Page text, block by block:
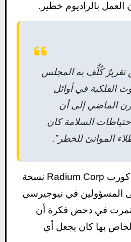
العمل بالراديوم خطير.
كُلِّف به المجلس
الفلكية في أوائل
الماضي إلى أن
السلامة كان
الموانئ للخطر”.
قدمت شركة راديوم كورب Radium Corp نسخة
المسؤولين في نيوجيرسي
في دحض فكرة أن
الخاص بها كان يجعل أي